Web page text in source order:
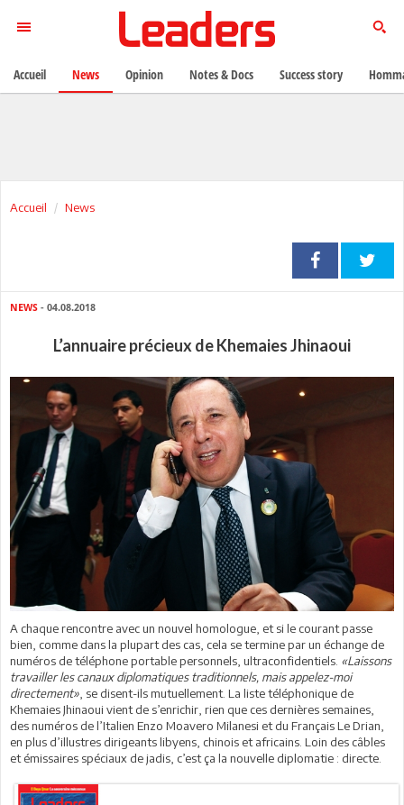
Accueil News
NEWS - 04.08.2018
L’annuaire précieux de Khemaies Jhinaoui
A chaque rencontre avec un nouvel homologue, et si le courant passe
bien, comme dans la plupart des cas, cela se termine par un échange de
numéros de téléphone portable personnels, ultraconfidentiels. «Laissons
travailler les canaux diplomatiques traditionnels, mais appelez-moi
directement» , se disent-ils mutuellement. La liste téléphonique de
Khemaies Jhinaoui vient de s’enrichir, rien que ces dernières semaines,
des numéros de l’Italien Enzo Moavero Milanesi et du Français Le Drian,
en plus d’illustres dirigeants libyens, chinois et africains. Loin des câbles
et émissaires spéciaux de jadis, c’est ça la nouvelle diplomatie : directe.
Accueil News Opinion Notes & Docs Success story